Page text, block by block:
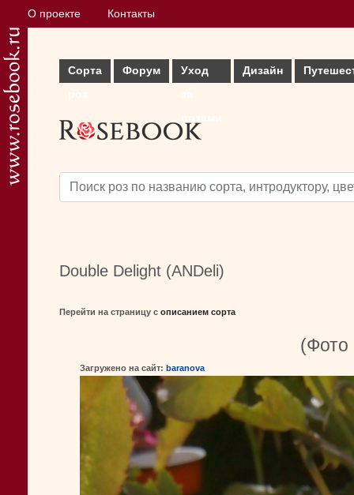
О проекте Контакты
Сорта
Форум
Уход
Дизайн
Double Delight (ANDeli)
Перейти на страницу с описанием сорта
(Фото
Загружено на сайт: baranova